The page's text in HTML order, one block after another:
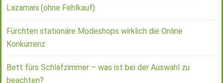
Lazamani (ohne Fehlkauf)
Fürchten stationäre Modeshops wirklich die Online
Konkurrenz
Bett fürs Schlafzimmer – was ist bei der Auswahl zu
beachten?